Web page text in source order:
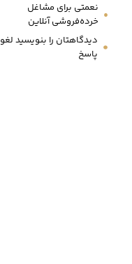
نعمتی برای مشاغل
خرده‌فروشی آنلاین
دیدگاهتان را بنویسید لغو
پاسخ